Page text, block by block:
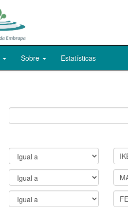
Sobre Estatísticas